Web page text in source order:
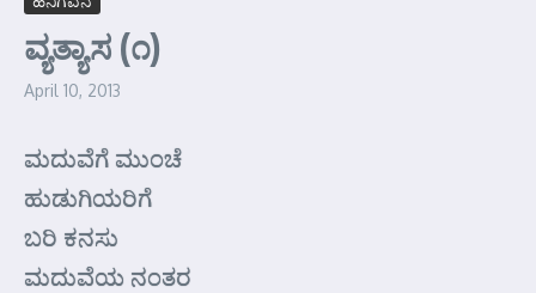
ವ್ಯತ್ಯಾಸ (೧)
April 10, 2013
ಮದುವೆಗೆ ಮುಂಚೆ
ಹುಡುಗಿಯರಿಗೆ
ಬರಿ ಕನಸು
ಮದುವೆಯ ನಂತರ